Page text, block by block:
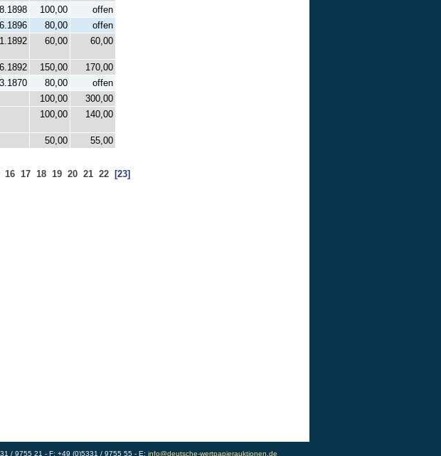
100,00
offen
80,00
offen
60,00 60,00
150,00
170,00
80,00
offen
100,00
300,00
100,00 140,00
50,00 55,00
16 17 18 19 20 21 22 [23]
/ 9755 21 - F: +49 (0)5331 / 9755 55 - E: info@deutsche-wertpapierauktionen.de